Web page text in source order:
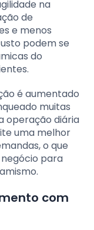
na
de
e menos
podem se
do
é aumentado
muitas
operação diária
uma melhor
o que
para
com